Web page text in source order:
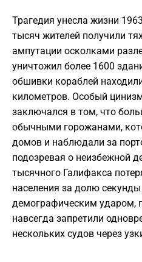
Трагедия унесла жизни
тысяч жителей получили
ампутации осколками
уничтожил более 1600
обшивки кораблей
километров. Особый
заключался в том, что
обычными горожанами,
домов и наблюдали за
подозревая о неизбежной
тысячного Галифакса
населения за долю
демографическим ударом,
навсегда запретили
нескольких судов через